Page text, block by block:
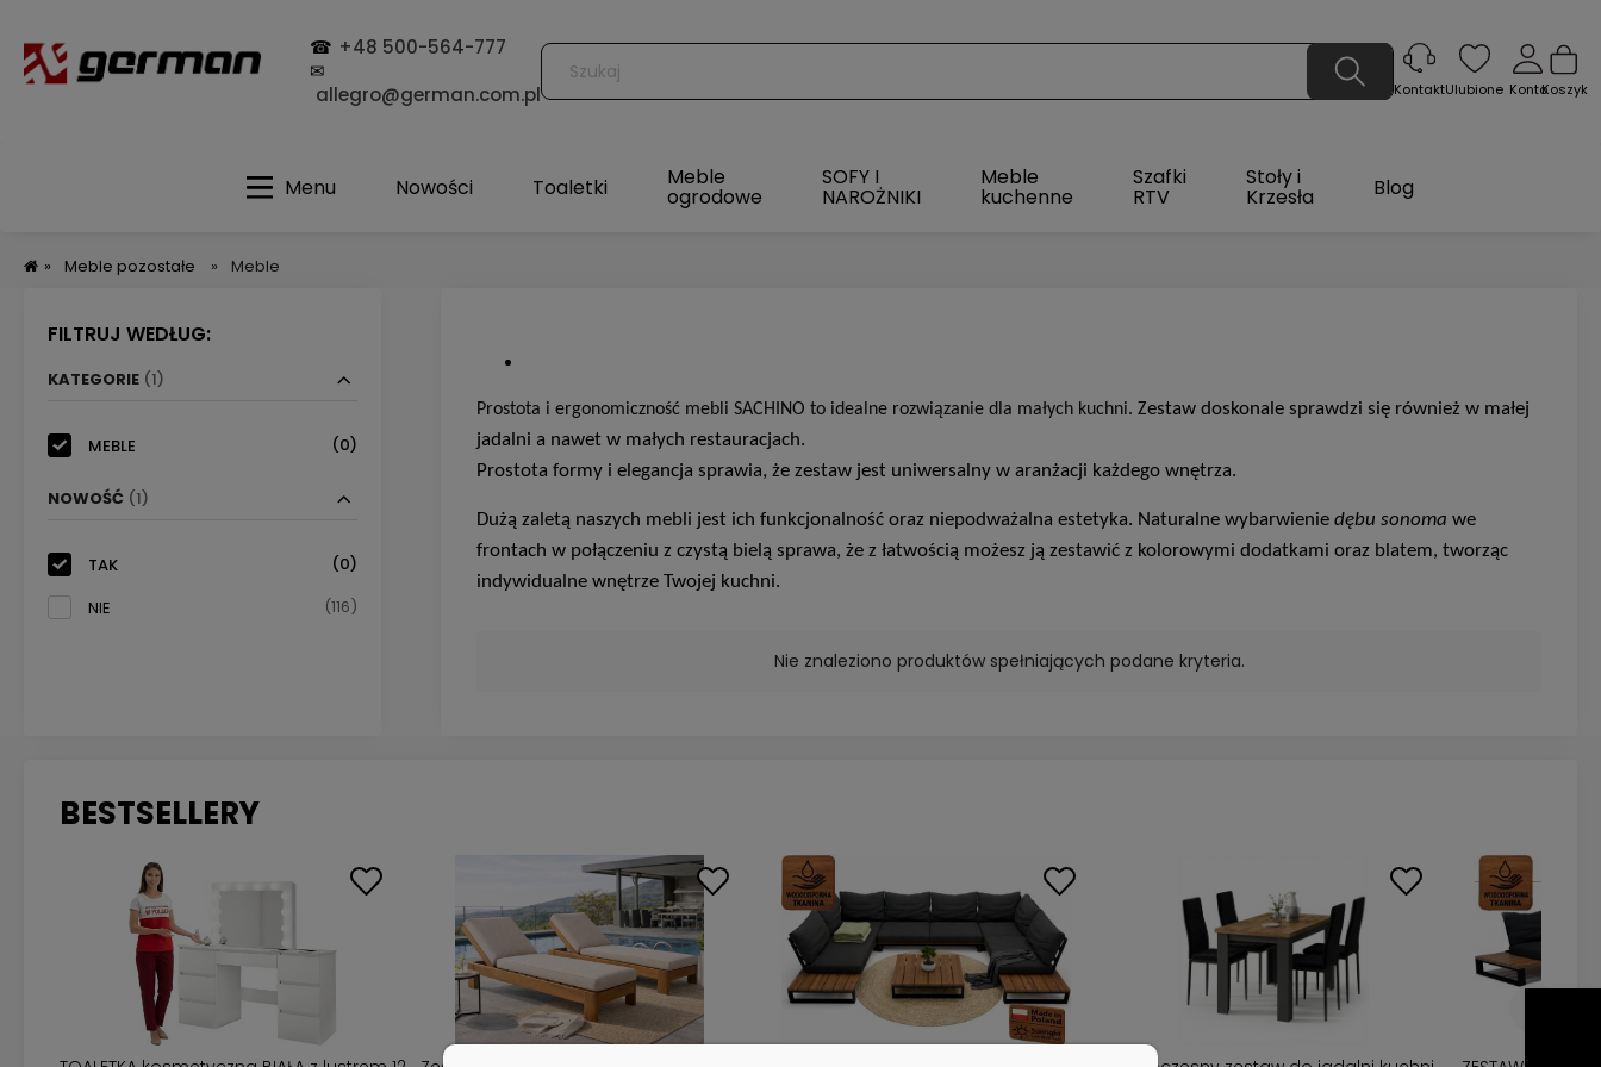
☎ +48 500-564-777
✉
allegro@german.com.pl
Koszyk
Konto
Ulubione
Kontakt
Menu Nowości Toaletki Meble
ogrodowe
SOFY I
NAROŻNIKI
Meble
kuchenne
Szafki
RTV
Stoły i
Krzesła Blog
» Meble pozostałe » Meble
FILTRUJ WEDŁUG:
KATEGORIE (1)
MEBLE (0)
NOWOŚĆ (1)
TAK
(0)
NIE
(116)
Prostota i ergonomiczność mebli SACHINO to idealne rozwiązanie dla małych kuchni. Zestaw doskonale sprawdzi się również w małej
jadalni a nawet w małych restauracjach.
Prostota formy i elegancja sprawia, że zestaw jest uniwersalny w aranżacji każdego wnętrza.
Dużą zaletą naszych mebli jest ich funkcjonalność oraz niepodważalna estetyka. Naturalne wybarwienie dębu sonoma we
frontach w połączeniu z czystą bielą sprawa, że z łatwością możesz ją zestawić z kolorowymi dodatkami oraz blatem, tworząc
indywidualne wnętrze Twojej kuchni.
Nie znaleziono produktów spełniających podane kryteria.
BESTSELLERY